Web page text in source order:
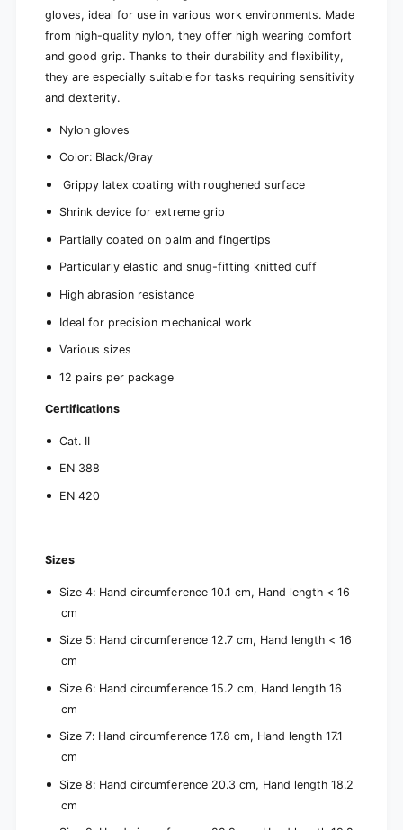
gloves, ideal for use in various work environments. Made
from high-quality nylon, they offer high wearing comfort
and good grip. Thanks to their durability and flexibility,
they are especially suitable for tasks requiring sensitivity
and dexterity.
Nylon gloves
Color: Black/Gray
Grippy latex coating with roughened surface
Shrink device for extreme grip
Partially coated on palm and fingertips
Particularly elastic and snug-fitting knitted cuff
High abrasion resistance
Ideal for precision mechanical work
Various sizes
12 pairs per package
Certifications
Cat. II
EN 388
EN 420
Sizes
Size 4: Hand circumference 10.1 cm, Hand length < 16
cm
Size 5: Hand circumference 12.7 cm, Hand length < 16
cm
Size 6: Hand circumference 15.2 cm, Hand length 16
cm
Size 7: Hand circumference 17.8 cm, Hand length 17.1
cm
Size 8: Hand circumference 20.3 cm, Hand length 18.2
cm